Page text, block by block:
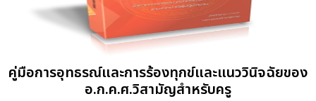
คู่มือการอุทธรณ์และการร้องทุกข์และแนววินิจฉัยของ
อ.ก.ค.ศ.วิสามัญสำหรับครู